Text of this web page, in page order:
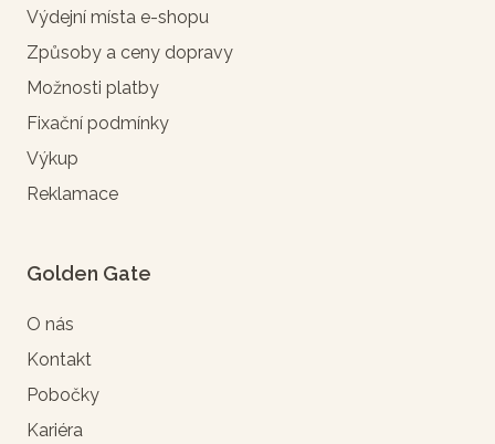
Výdejní místa e-shopu
Způsoby a ceny dopravy
Možnosti platby
Fixační podmínky
Výkup
Reklamace
Golden Gate
O nás
Kontakt
Pobočky
Kariéra